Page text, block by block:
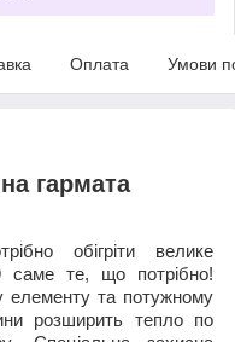
Оплата Умови
гармата
обігріти велике
саме те, що потрібно!
елементу та потужному
розширить тепло по